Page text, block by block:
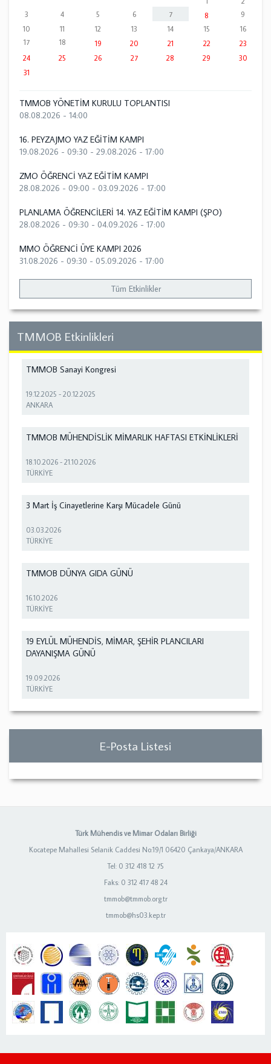
3
4 5 6 7 8
9
10
11 12 13 14 15
16
17
18 19 20 21 22
23
24
25 26 27 28 29
30
31
TMMOB YÖNETİM KURULU TOPLANTISI
08.08.2026 - 14:00
16. PEYZAJMO YAZ EĞİTİM KAMPI
19.08.2026 - 09:30 - 29.08.2026 - 17:00
ZMO ÖĞRENCİ YAZ EĞİTİM KAMPI
28.08.2026 - 09:00 - 03.09.2026 - 17:00
PLANLAMA ÖĞRENCİLERİ 14. YAZ EĞİTİM KAMPI (ŞPO)
28.08.2026 - 09:30 - 04.09.2026 - 17:00
MMO ÖĞRENCİ ÜYE KAMPI 2026
31.08.2026 - 09:30 - 05.09.2026 - 17:00
Tüm Etkinlikler
TMMOB Etkinlikleri
TMMOB Sanayi Kongresi
19.12.2025 -20.12.2025
ANKARA
TMMOB MÜHENDİSLİK MİMARLIK HAFTASI ETKİNLİKLERİ
18.10.2026 -21.10.2026
TÜRKİYE
3 Mart İş Cinayetlerine Karşı Mücadele Günü
03.03.2026
TÜRKİYE
TMMOB DÜNYA GIDA GÜNÜ
16.10.2026
TÜRKİYE
19 EYLÜL MÜHENDİS, MİMAR, ŞEHİR PLANCILARI
DAYANIŞMA GÜNÜ
19.09.2026
TÜRKİYE
E-Posta Listesi
Türk Mühendis ve Mimar Odaları Birliği
Kocatepe Mahallesi Selanik Caddesi No:19/1 06420 Çankaya/ANKARA
Tel: 0 312 418 12 75
Faks: 0 312 417 48 24
tmmob@tmmob.org.tr
tmmob@hs03.kep.tr